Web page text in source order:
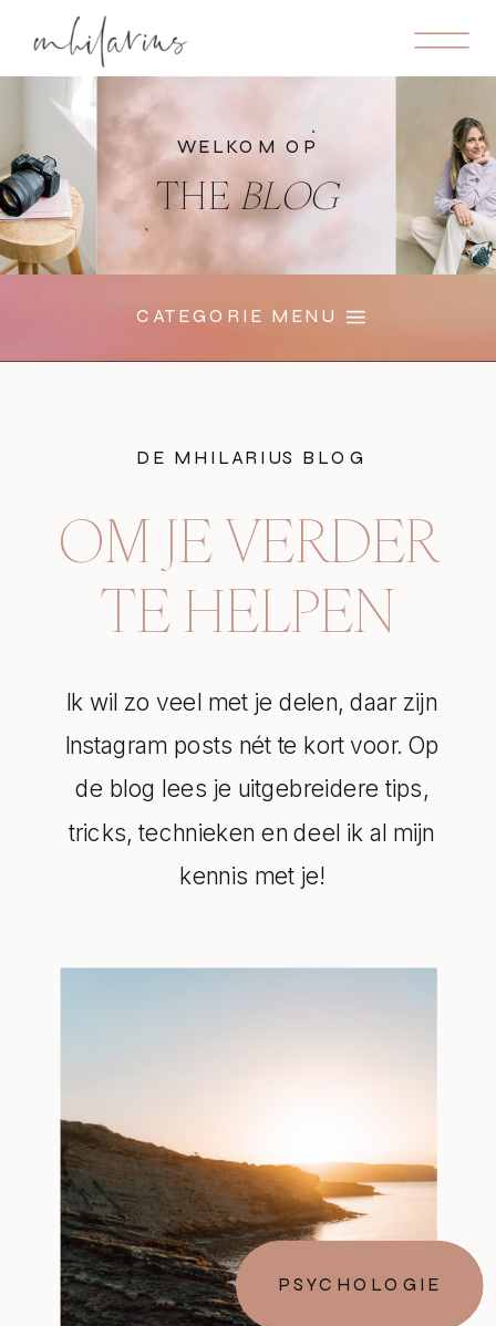
THEBLOG
WELKOM OP
CATEGORIE MENU
DE MHILARIUS BLOG
OM JE VERDER
TE HELPEN
Ik wil zo veel met je delen, daar zijn
Instagram posts nét te kort voor. Op
de blog lees je uitgebreidere tips,
tricks, technieken en deel ik al mijn
kennis met je!
PSYCHOLOGIE